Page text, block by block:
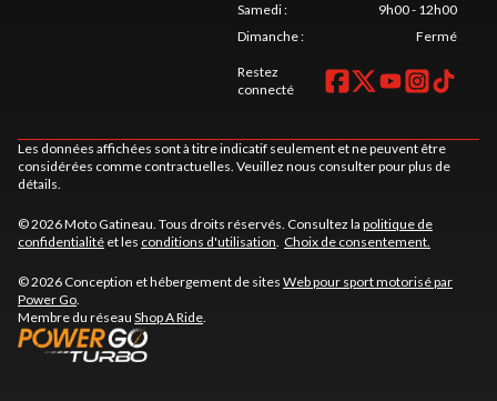
Samedi:
9h00 - 12h00
Dimanche: Fermé
Restez
connecté
Les données affichées sont à titre indicatif seulement et ne peuvent être
considérées comme contractuelles. Veuillez nous consulter pour plus de
détails.
© 2026 Moto Gatineau. Tous droits réservés. Consultez la politique de
confidentialité et les conditions d'utilisation. Choix de consentement.
© 2026 Conception et hébergement de sites Web pour sport motorisé par
Power Go.
Membre du réseau Shop A Ride.